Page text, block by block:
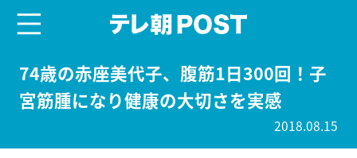
74歳の赤座美代子、腹筋1日300回！子
宮筋腫になり健康の大切さを実感
2018.08.15